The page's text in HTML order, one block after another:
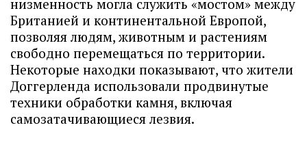
низменность могла служить «мостом» между
Британией и континентальной Европой,
позволяя людям, животным и растениям
свободно перемещаться по территории.
Некоторые находки показывают, что жители
Доггерленда использовали продвинутые
техники обработки камня, включая
самозатачивающиеся лезвия.